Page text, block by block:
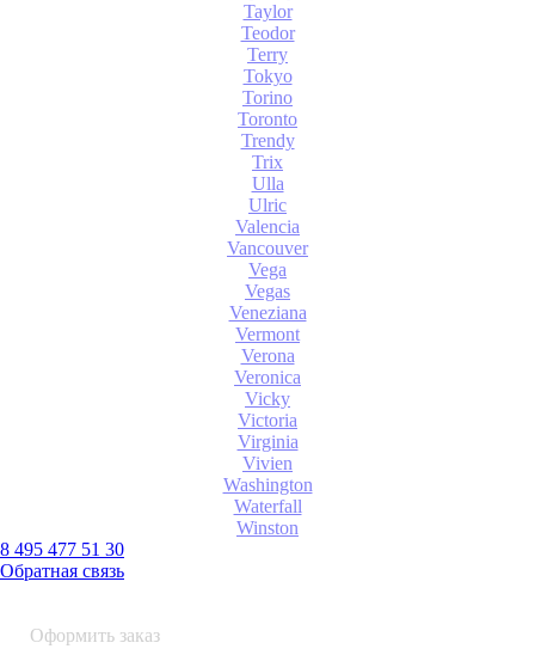
Taylor
Teodor
Terry
Tokyo
Torino
Toronto
Trendy
Trix
Ulla
Ulric
Valencia
Vancouver
Vega
Vegas
Veneziana
Vermont
Verona
Veronica
Vicky
Victoria
Virginia
Vivien
Washington
Waterfall
Winston
8 495 477 51 30
Обратная связь
Оформить заказ